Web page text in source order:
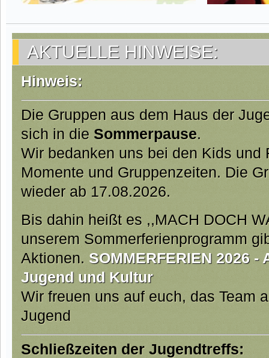
AKTUELLE HINWEISE:
Hinweis:
Die Gruppen aus dem Haus der
sich in die Sommerpause.
Wir bedanken uns bei den Kids und
Momente und Gruppenzeiten. Die
wieder ab 17.08.2026.
Bis dahin heißt es ,,MACH DOCH
unserem Sommerferienprogramm
Aktionen. SOMMERFERIEN 2026
Jugend und Kultur
Wir freuen uns auf euch, das Team
Jugend
Schließzeiten der Jugendtreffs: